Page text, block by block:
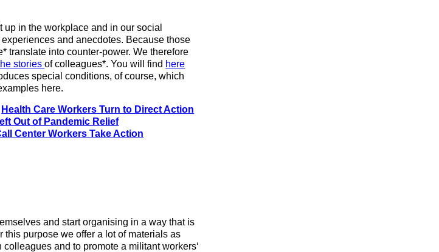
in the workplace and in our social
and anecdotes. Because those
translate into counter-power. We therefore
storiesof colleagues*. You will find here
special conditions, of course, which
here.
Health Care Workers Turn to Direct Action
Out of Pandemic Relief
Center Workers Take Action
and start organising in a way that is
purpose we offer a lot of materials as
and to promote a militant workers‘